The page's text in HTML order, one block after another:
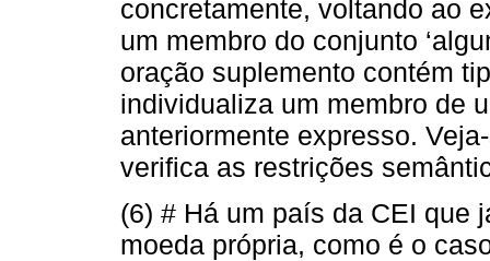
concretamente, voltando ao
um membro do conjunto
oração suplemento contém
individualiza um membro de
anteriormente expresso.
verifica as restrições
(6) # Há um país da CEI que
moeda própria, como é o